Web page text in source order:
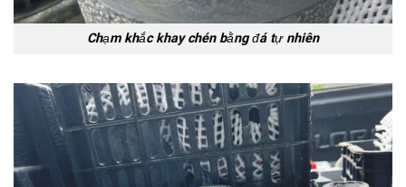
Chạm khắc khay chén bằng đá tự nhiên